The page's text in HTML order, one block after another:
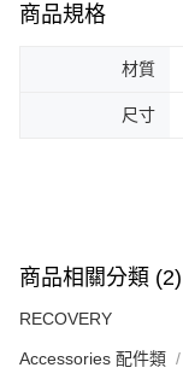
商品規格
材質
尺寸
商品相關分類 (2)
RECOVERY
Accessories 配件類